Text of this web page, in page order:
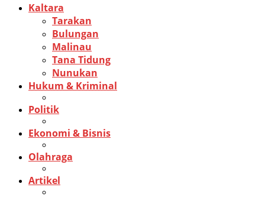
Kaltara
Tarakan
Bulungan
Malinau
Tana Tidung
Nunukan
Hukum & Kriminal
Politik
Ekonomi & Bisnis
Olahraga
Artikel